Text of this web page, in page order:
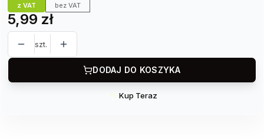
z VAT bez VAT
Cena
5,99 zł
szt.
DODAJ DO KOSZYKA
Szybki
Kup Teraz